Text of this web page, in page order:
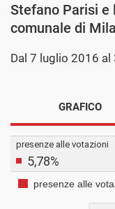
Stefano Parisi e
comunale di
Dal 7 luglio 2016
GRAFICO